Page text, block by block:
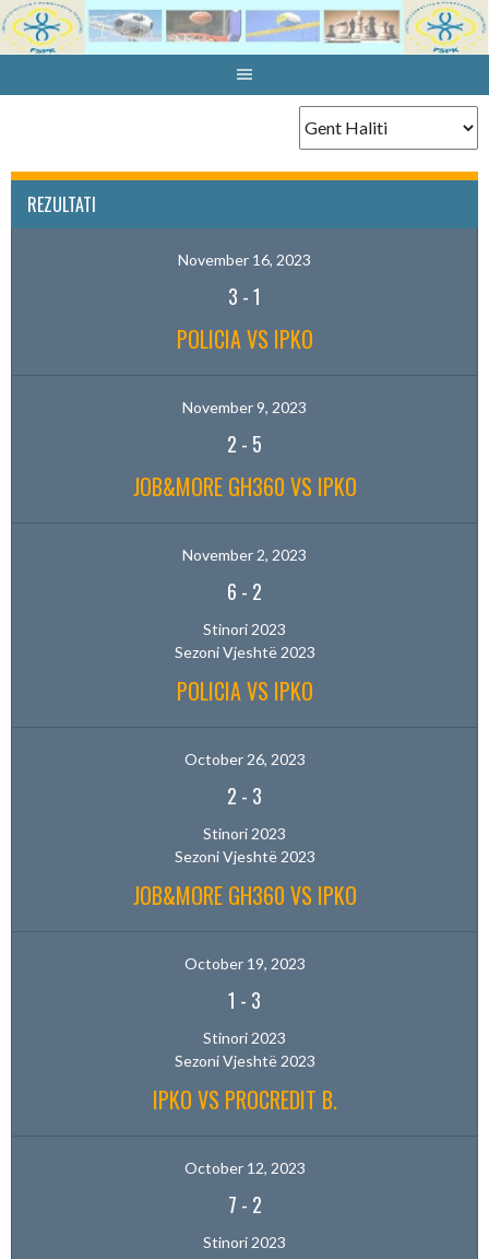
Skip
to
REZULTATI
November 16, 2023
3 -1
POLICIA VS IPKO
November 9, 2023
2 - 5
JOB&MORE GH360 VS IPKO
November 2, 2023
6 - 2
Stinori 2023
Sezoni Vjeshtë 2023
POLICIA VS IPKO
October 26, 2023
2 - 3
Stinori 2023
Sezoni Vjeshtë 2023
JOB&MORE GH360 VS IPKO
October 19, 2023
1 - 3
Stinori 2023
Sezoni Vjeshtë 2023
IPKO VS PROCREDIT B.
October 12, 2023
7 - 2
Stinori 2023